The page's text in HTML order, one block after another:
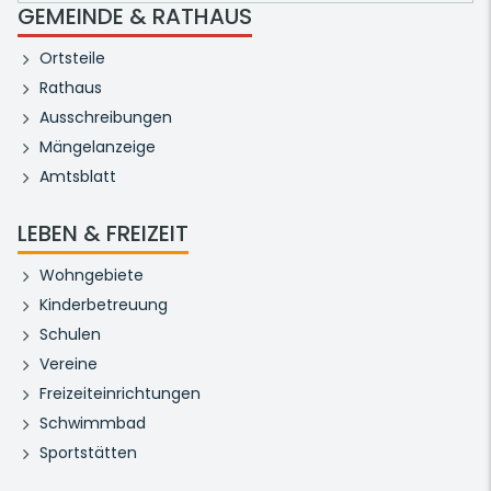
GEMEINDE & RATHAUS
Ortsteile
Rathaus
Ausschreibungen
Mängelanzeige
Amtsblatt
LEBEN & FREIZEIT
Wohngebiete
Kinderbetreuung
Schulen
Vereine
Freizeiteinrichtungen
Schwimmbad
Sportstätten